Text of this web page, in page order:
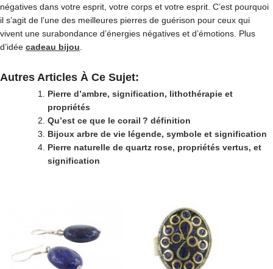
négatives dans votre esprit, votre corps et votre esprit. C’est pourquoi
il s’agit de l’une des meilleures pierres de guérison pour ceux qui
vivent une surabondance d’énergies négatives et d’émotions. Plus
d’idée cadeau bijou
Autres Articles À Ce Sujet:
Pierre d’ambre, signification, lithothérapie et
propriétés
Qu’est ce que le corail ? définition
Bijoux arbre de vie légende, symbole et signification
Pierre naturelle de quartz rose, propriétés vertus, et
signification